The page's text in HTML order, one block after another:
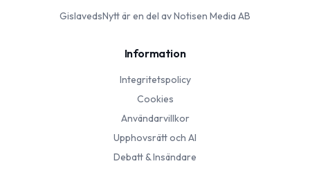
GislavedsNyttär en del av Notisen Media AB
Information
Integritetspolicy
Cookies
Användarvillkor
Upphovsrätt och AI
Debatt & Insändare